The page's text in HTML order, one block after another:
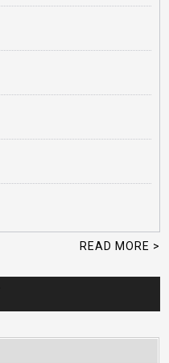
READ MORE >